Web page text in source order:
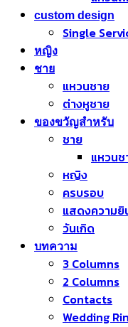
custom design
Single
หญิง
ชาย
แหวนชาย
ต่างหูชาย
ของขวัญสำหรับ
ชาย
แหวนช
หญิง
ครบรอบ
แสดงความ
วันเกิด
บทความ
3 Columns
2 Columns
Contacts
Wedding